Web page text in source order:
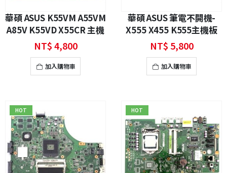
華碩 ASUS K55VM A55VM
A85V K55VD X55CR 主機
板
NT$4,800
加入購物車
華碩 ASUS 筆電不開機-
X555 X455 K555主機板
NT$ 5,800
加入購物車
HOT HOT